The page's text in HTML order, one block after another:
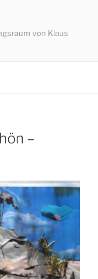
von Klaus
–